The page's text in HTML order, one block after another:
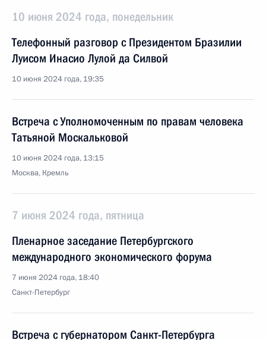
10 июня 2024 года, понедельник
Телефонный разговор с Президентом Бразилии
Луисом Инасио Лулой да Силвой
10 июня 2024 года, 19:35
Встреча с Уполномоченным по правам человека
Татьяной Москальковой
10 июня 2024 года, 13:15
Москва, Кремль
7 июня 2024 года, пятница
Пленарное заседание Петербургского
международного экономического форума
7 июня 2024 года, 18:40
Санкт-Петербург
Встреча с губернатором Санкт-Петербурга